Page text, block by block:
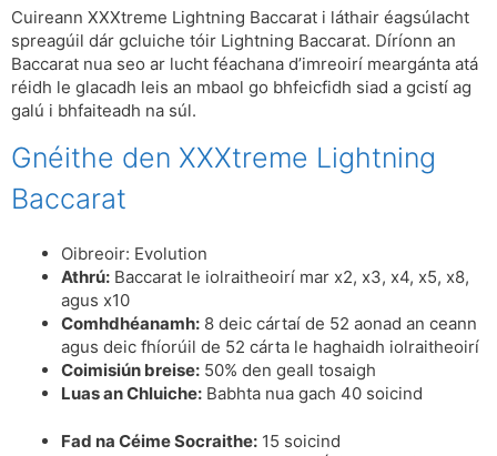
Cuireann XXXtreme Lightning Baccarat i láthair éagsúlacht
spreagúil dár gcluiche tóir Lightning Baccarat. Díríonn an
Baccarat nua seo ar lucht féachana d’imreoirí meargánta atá
réidh le glacadh leis an mbaol go bhfeicfidh siad a gcistí ag
galú i bhfaiteadh na súl.
Gnéithe den XXXtreme Lightning
Baccarat
Oibreoir: Evolution
Athrú: Baccarat le iolraitheoirí mar x2, x3, x4, x5, x8,
agus x10
Comhdhéanamh: 8 deic cártaí de 52 aonad an ceann
agus deic fhíorúil de 52 cárta le haghaidh iolraitheoirí
Coimisiún breise: 50% den geall tosaigh
Luas an Chluiche: Babhta nua gach 40 soicind
Fad na Céime Socraithe: 15 soicind